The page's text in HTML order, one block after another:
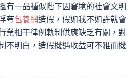
有一品種似階下囚窘境的社會文明
夸包養網造假，假如我不如許就會
業相干律例軌制供應缺乏有關，對
不明白，造假機遇收益可不雅而機